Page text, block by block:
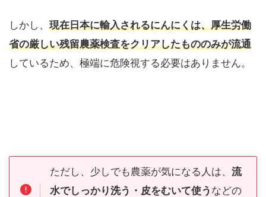
しかし、 現在日本に輸入されるにんにくは、厚生労働
省の厳しい残留農薬検査をクリアしたもののみが流通
しているため、極端に危険視する必要はありません。
ただし、少しでも農薬が気になる人は、 流
水でしっかり洗う・皮をむいて使う などの